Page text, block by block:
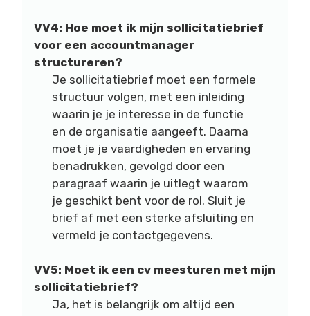
VV4: Hoe moet ik mijn sollicitatiebrief
voor een accountmanager
structureren?
Je sollicitatiebrief moet een formele
structuur volgen, met een inleiding
waarin je je interesse in de functie
en de organisatie aangeeft. Daarna
moet je je vaardigheden en ervaring
benadrukken, gevolgd door een
paragraaf waarin je uitlegt waarom
je geschikt bent voor de rol. Sluit je
brief af met een sterke afsluiting en
vermeld je contactgegevens.
VV5: Moet ik een cv meesturen met mijn
sollicitatiebrief?
Ja, het is belangrijk om altijd een